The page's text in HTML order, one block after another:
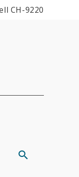
CH-9220
Suchen